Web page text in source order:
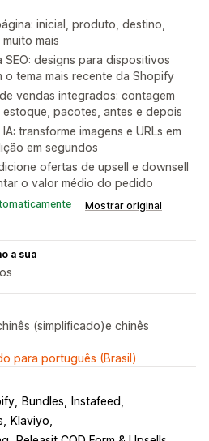
inicial, produto, destino,
mais
SEO: designs para dispositivos
o tema mais recente da Shopify
vendas integrados: contagem
pacotes, antes e depois
transforme imagens e URLs em
em segundos
ofertas de upsell e downsell
o valor médio do pedido
Mostrar original
a sua
(simplificado)e chinês
para português (Brasil)
Bundles
Instafeed
Klaviyo